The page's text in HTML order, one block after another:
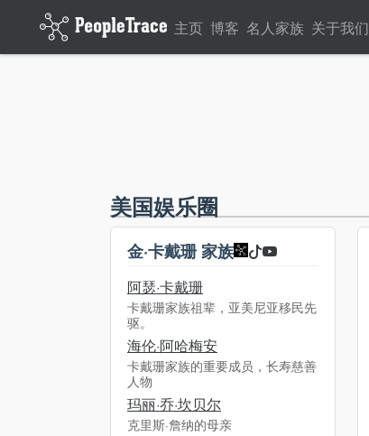
主页 博客 名人家族 关于我们
美国娱乐圈
金·卡戴珊 家族
阿瑟·卡戴珊
卡戴珊家族祖辈，亚美尼亚移民先
驱。
海伦·阿哈梅安
卡戴珊家族的重要成员，长寿慈善
人物
玛丽·乔·坎贝尔
克里斯·詹纳的母亲